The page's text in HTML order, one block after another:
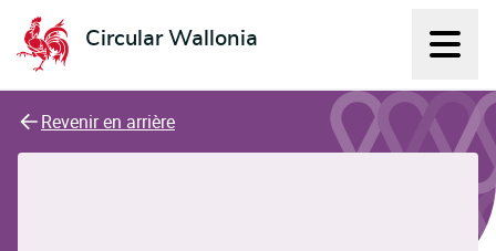
Circular Wallonia
L'économie circulaire
Revenir en arrière